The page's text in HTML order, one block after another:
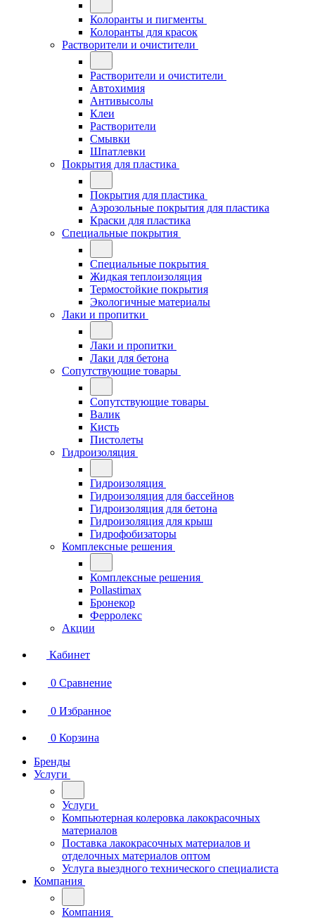
Колоранты и пигменты
Колоранты для красок
Растворители и очистители
Растворители и очистители
Автохимия
Антивысолы
Клеи
Растворители
Смывки
Шпатлевки
Покрытия для пластика
Покрытия для пластика
Аэрозольные покрытия для пластика
Краски для пластика
Специальные покрытия
Специальные покрытия
Жидкая теплоизоляция
Термостойкие покрытия
Экологичные материалы
Лаки и пропитки
Лаки и пропитки
Лаки для бетона
Сопутствующие товары
Сопутствующие товары
Валик
Кисть
Пистолеты
Гидроизоляция
Гидроизоляция
Гидроизоляция для бассейнов
Гидроизоляция для бетона
Гидроизоляция для крыш
Гидрофобизаторы
Комплексные решения
Комплексные решения
Pollastimax
Бронекор
Ферролекс
Акции
Кабинет
0 Сравнение
0 Избранное
0 Корзина
Бренды
Услуги
Услуги
Компьютерная колеровка лакокрасочных
материалов
Поставка лакокрасочных материалов и
отделочных материалов оптом
Услуга выездного технического специалиста
Компания
Компания